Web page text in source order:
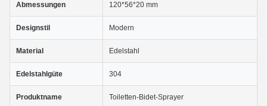
Abmessungen 120*56*20 mm
Designstil Modern
Material Edelstahl
Edelstahlgüte 304
Produktname Toiletten-Bidet-Sprayer